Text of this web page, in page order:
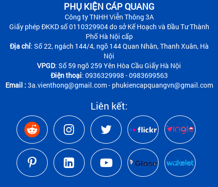
PHỤ KIỆN CÁP QUANG
Công ty TNHH Viễn Thông 3A
Giấy phép ĐKKD số 0110329904 do sở Kế Hoạch và Đầu Tư Thành
Phố Hà Nội cấp
Địa chỉ: Số 22, ngách 144/4, ngõ 144 Quan Nhân, Thanh Xuân, Hà
Nội
VPGD: Số 59 ngõ 259 Yên Hòa Cầu Giấy Hà Nội
Điện thoại: 0936329998 - 0983699563
Email : 3a.vienthong@gmail.com - phukiencapquangvn@gmail.com
Liên kết: